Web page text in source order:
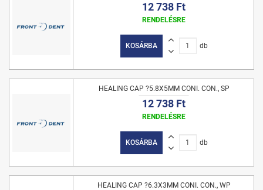
12 738 Ft
RENDELÉSRE
KOSÁRBA db
HEALING CAP ?5.8X5MM CONI. CON., SP
12 738 Ft
RENDELÉSRE
KOSÁRBA db
HEALING CAP ?6.3X3MM CONI. CON., WP